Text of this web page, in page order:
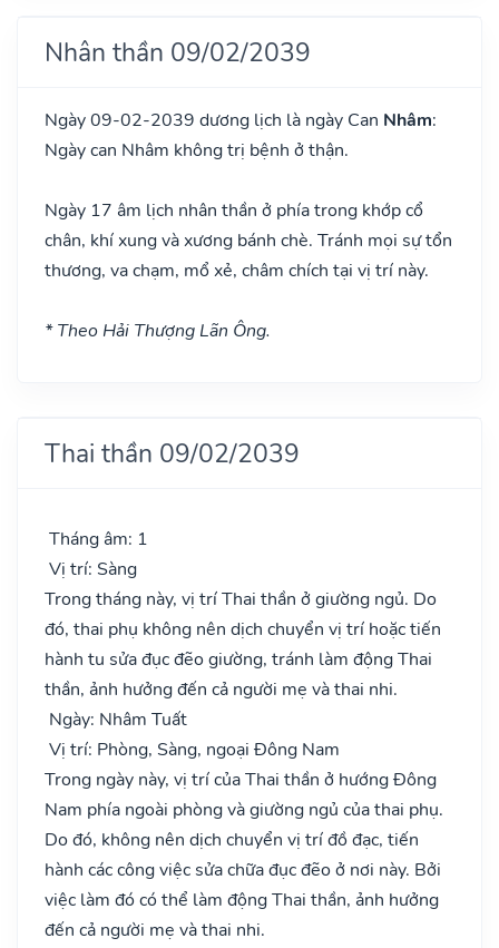
Nhân thần 09/02/2039
Ngày 09-02-2039 dương lịch là ngày Can Nhâm:
Ngày can Nhâm không trị bệnh ở thận.
Ngày 17 âm lịch nhân thần ở phía trong khớp cổ
chân, khí xung và xương bánh chè. Tránh mọi sự tổn
thương, va chạm, mổ xẻ, châm chích tại vị trí này.
* Theo Hải Thượng Lãn Ông.
Thai thần 09/02/2039
Tháng âm: 1
Vị trí: Sàng
Trong tháng này, vị trí Thai thần ở giường ngủ. Do
đó, thai phụ không nên dịch chuyển vị trí hoặc tiến
hành tu sửa đục đẽo giường, tránh làm động Thai
thần, ảnh hưởng đến cả người mẹ và thai nhi.
Ngày: Nhâm Tuất
Vị trí: Phòng, Sàng, ngoại Đông Nam
Trong ngày này, vị trí của Thai thần ở hướng Đông
Nam phía ngoài phòng và giường ngủ của thai phụ.
Do đó, không nên dịch chuyển vị trí đồ đạc, tiến
hành các công việc sửa chữa đục đẽo ở nơi này. Bởi
việc làm đó có thể làm động Thai thần, ảnh hưởng
đến cả người mẹ và thai nhi.